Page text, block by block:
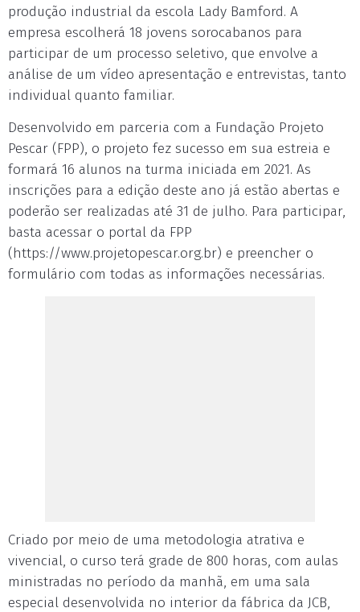
produção industrial da escola Lady Bamford. A
empresa escolherá 18 jovens sorocabanos para
participar de um processo seletivo, que envolve a
análise de um vídeo apresentação e entrevistas, tanto
individual quanto familiar.
Desenvolvido em parceria com a Fundação Projeto
Pescar (FPP), o projeto fez sucesso em sua estreia e
formará 16 alunos na turma iniciada em 2021. As
inscrições para a edição deste ano já estão abertas e
poderão ser realizadas até 31 de julho. Para participar,
basta acessar o portal da FPP
(https://www.projetopescar.org.br) e preencher o
formulário com todas as informações necessárias.
Criado por meio de uma metodologia atrativa e
vivencial, o curso terá grade de 800 horas, com aulas
ministradas no período da manhã, em uma sala
especial desenvolvida no interior da fábrica da JCB,